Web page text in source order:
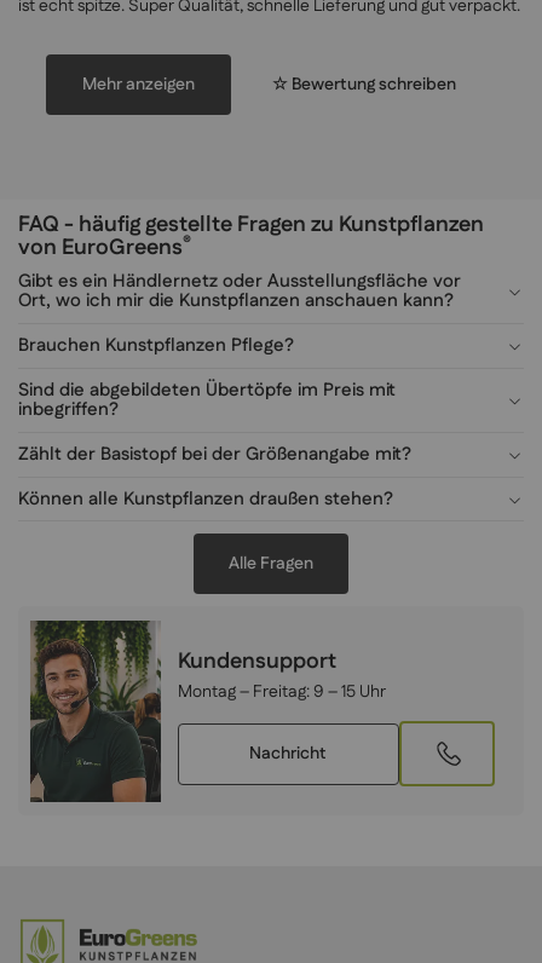
ist echt spitze. Super Qualität, schnelle Lieferung und gut verpackt.
Mehr anzeigen ☆ Bewertung schreiben
FAQ - häufig gestellte Fragen zu Kunstpflanzen
von EuroGreens®
Gibt es ein Händlernetz oder Ausstellungsfläche vor
Ort, wo ich mir die Kunstpflanzen anschauen kann?
Brauchen Kunstpflanzen Pflege?
Sind die abgebildeten Übertöpfe im Preis mit
inbegriffen?
Zählt der Basistopf bei der Größenangabe mit?
Können alle Kunstpflanzen draußen stehen?
Alle Fragen
Kundensupport
Montag – Freitag: 9 – 15 Uhr
Nachricht